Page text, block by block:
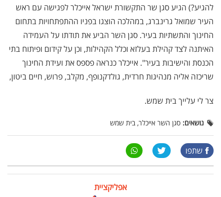
להגיע?) הגיע סגן שר התקשורת ישראל אייכלר לפגישה עם ראש
העיר שמואל גרינברג, במהלכה הוצגו בפניו ההתפתחויות בתחום
החינוך והתשתיות בעיר. סגן השר הביע את תודתו על העמידה
האיתנה לצד קהילת בעלזא וכלל הקהילות, וכן על קידום ופיתוח בתי
הכנסת והישיבות בעיר". אייכלר כנראה פספס את ועידת החינוך
שריכזה אליה מנהיגות חרדית, גולדקנופף, מקלב, פרוש, חיים ביטון,
צר לי עלייך בית שמש.
נושאים: סגן השר אייכלר, בית שמש
שתפו
אפליקציית